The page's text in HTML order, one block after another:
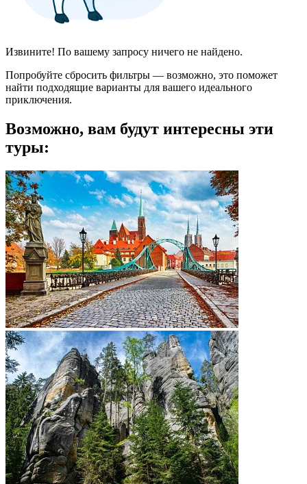
Извините! По вашему запросу ничего не найдено.
Попробуйте сбросить фильтры — возможно, это поможет
найти подходящие варианты для вашего идеального
приключения.
Возможно, вам будут интересны эти
туры: